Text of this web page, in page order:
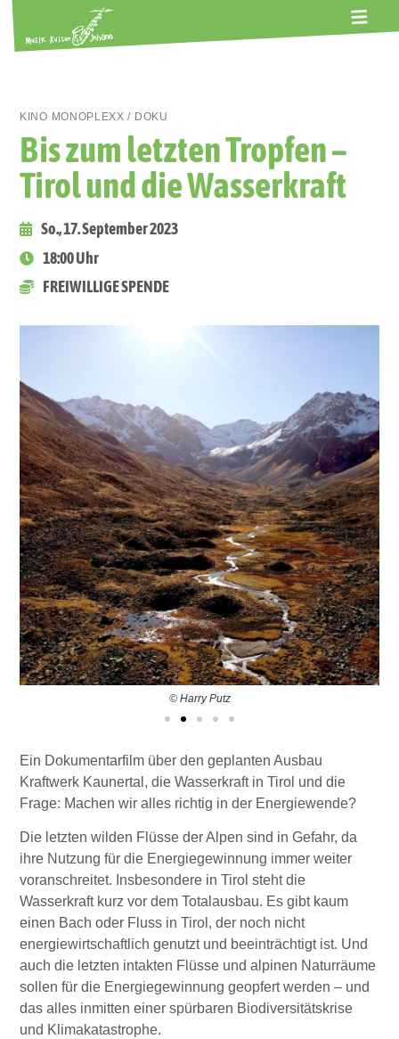
KINO MONOPLEXX / DOKU
Bis zum letzten Tropfen –
Tirol und die Wasserkraft
So., 17. September 2023
18:00 Uhr
FREIWILLIGE SPENDE
© Harry Putz
Ein Dokumentarfilm über den geplanten Ausbau
Kraftwerk Kaunertal, die Wasserkraft in Tirol und die
Frage: Machen wir alles richtig in der Energiewende?
Die letzten wilden Flüsse der Alpen sind in Gefahr, da
ihre Nutzung für die Energiegewinnung immer weiter
voranschreitet. Insbesondere in Tirol steht die
Wasserkraft kurz vor dem Totalausbau. Es gibt kaum
einen Bach oder Fluss in Tirol, der noch nicht
energiewirtschaftlich genutzt und beeinträchtigt ist. Und
auch die letzten intakten Flüsse und alpinen Naturräume
sollen für die Energiegewinnung geopfert werden – und
das alles inmitten einer spürbaren Biodiversitätskrise
und Klimakatastrophe.